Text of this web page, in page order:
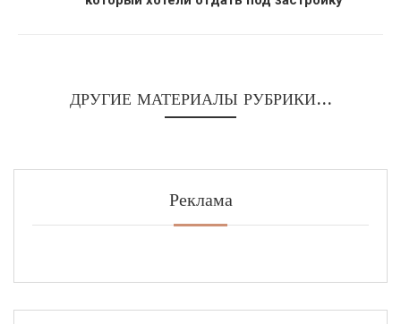
ДРУГИЕ МАТЕРИАЛЫ РУБРИКИ...
Реклама